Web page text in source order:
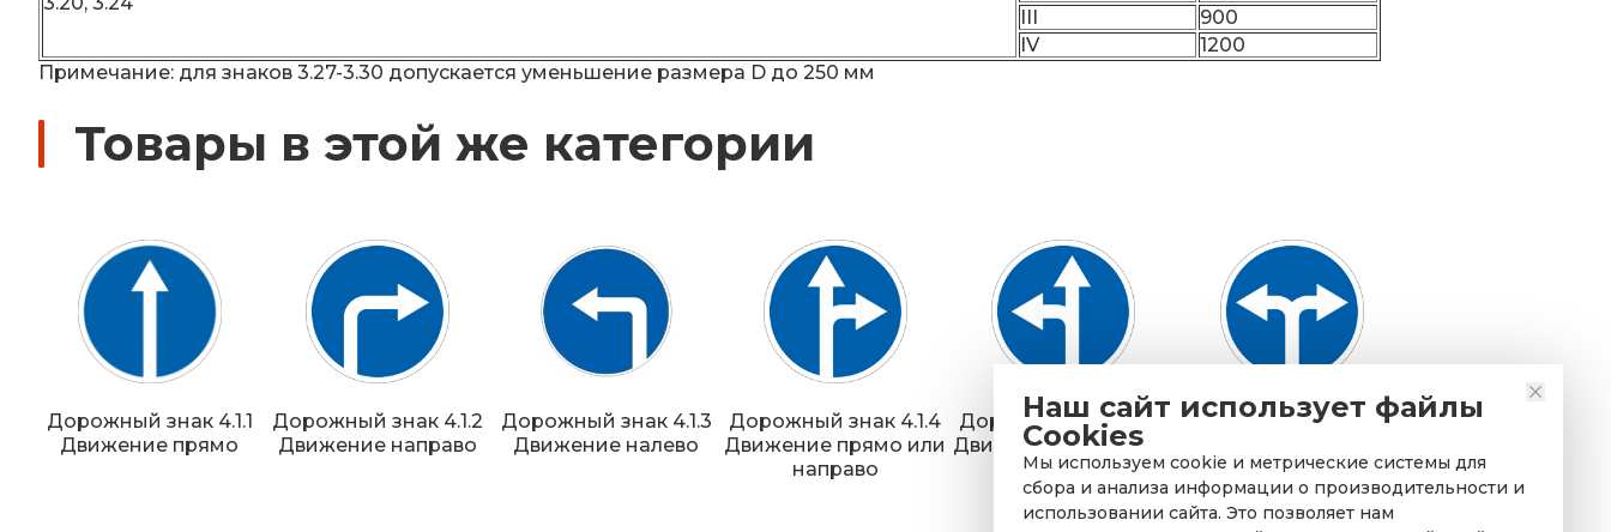
Наш сайт использует файлы
Cookies
Мы используем cookie и метрические системы для
сбора и анализа информации о производительности и
использовании сайта. Это позволяет нам
900
IV
1200
Примечание: для знаков 3.27-3.30 допускается уменьшение размера D до 250 мм
Товары в этой же категории
Дорожный знак 4.1.1
Движение прямо
Дорожный знак 4.1.2
Движение направо
Дорожный знак 4.1.3
Движение налево
Дорожный знак 4.1.4
Движение прямо или
направо
Дорожный знак 4.1.5
Движение прямо или
налево
Дорожный знак 4.1.6
или налево